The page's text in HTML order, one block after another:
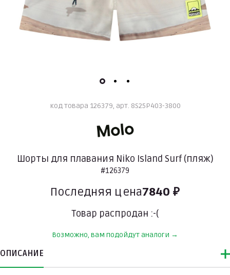
код товара 126379, арт. 8S25P403-3800
Шорты для плавания Niko Island Surf (пляж)
#126379
Последняя цена7840 ₽
Товар распродан :-(
Возможно, вам подойдут аналоги →
ОПИСАНИЕ